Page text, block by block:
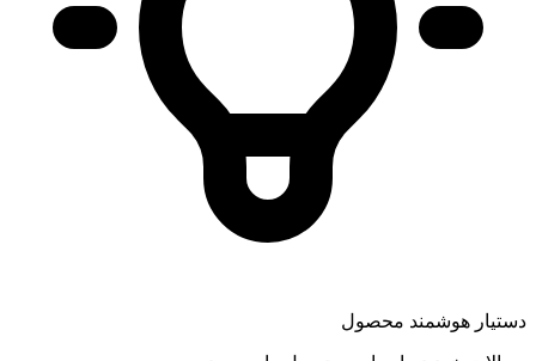
دستیار هوشمند محصول